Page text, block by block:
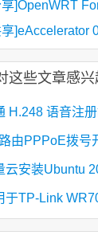
享]OpenWRT
享]eAccelerator
这些文章感兴
H.248 语音注
由PPPoE拨号
云安装Ubuntu
于TP-Link